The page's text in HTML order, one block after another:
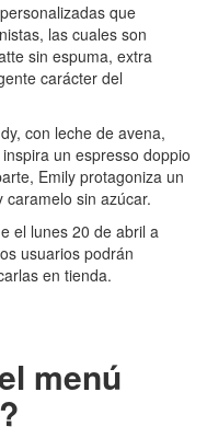
que
las cuales son
sin espuma, extra
carácter del
con leche de avena,
un espresso doppio
Emily protagoniza un
sin azúcar.
el lunes 20 de abril a
usuarios podrán
en tienda.
menú